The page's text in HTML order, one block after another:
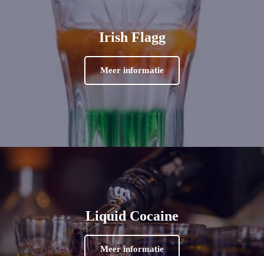
Irish Flagg
Meer informatie
Liquid Cocaine
Meer informatie